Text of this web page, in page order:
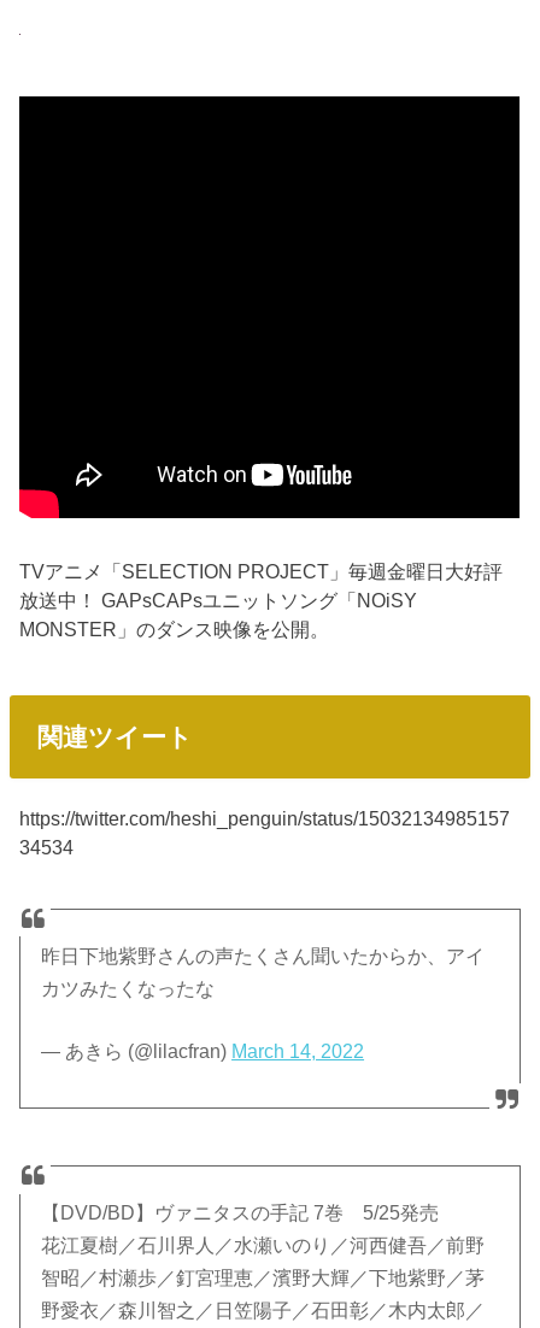
TVアニメ「SELECTION PROJECT」毎週金曜日大好評
放送中！ GAPsCAPsユニットソング「NOiSY
MONSTER」のダンス映像を公開。
関連ツイート
https://twitter.com/heshi_penguin/status/15032134985157
34534
昨日下地紫野さんの声たくさん聞いたからか、アイ
カツみたくなったな
— あきら (@lilacfran) March 14, 2022
【DVD/BD】ヴァニタスの手記 7巻 5/25発売
花江夏樹／石川界人／水瀬いのり／河西健吾／前野
智昭／村瀬歩／釘宮理恵／濱野大輝／下地紫野／茅
野愛衣／森川智之／日笠陽子／石田彰／木内太郎／